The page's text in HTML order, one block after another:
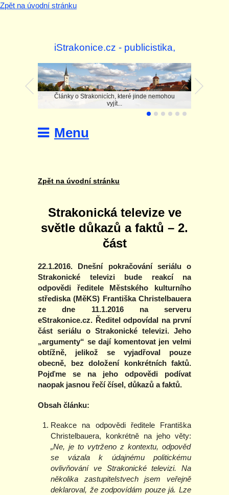
Zpět na úvodní stránku
iStrakonice.cz - publicistika,
investigace
Články o Strakonicích, které jinde nemohou
vyjít...
Menu
Zpět na úvodní stránku
Strakonická televize ve
světle důkazů a faktů – 2.
část
22.1.2016. Dnešní pokračování seriálu o
Strakonické televizi bude reakcí na
odpovědi ředitele Městského kulturního
střediska (MěKS) Františka Christelbauera
ze dne 11.1.2016 na serveru
eStrakonice.cz. Ředitel odpovídal na první
část seriálu o Strakonické televizi. Jeho
„argumenty“ se dají komentovat jen velmi
obtížně, jelikož se vyjadřoval pouze
obecně, bez doložení konkrétních faktů.
Pojďme se na jeho odpovědi podívat
naopak jasnou řečí čísel, důkazů a faktů.
Obsah článku:
Reakce na odpovědi ředitele Františka
Christelbauera, konkrétně na jeho věty:
„Ne, je to vytrženo z kontextu, odpověď
se vázala k údajnému politickému
ovlivňování ve Strakonické televizi. Na
několika zastupitelstvech jsem veřejně
deklaroval, že zodpovídám pouze já. Lze